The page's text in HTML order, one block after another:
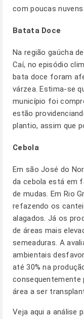
com poucas
Batata Doce
Na região gaúcha
Caí, no episódio
bata doce foram
várzea. Estima-se
município foi
estão
plantio, assim que
Cebola
Em são José do
da cebola está em
de mudas. Em Rio
refazendo os
alagados. Já os
de áreas mais
semeaduras. A
ambientais
até 30% na
consequentemente
área a ser
Veja aqui a análise